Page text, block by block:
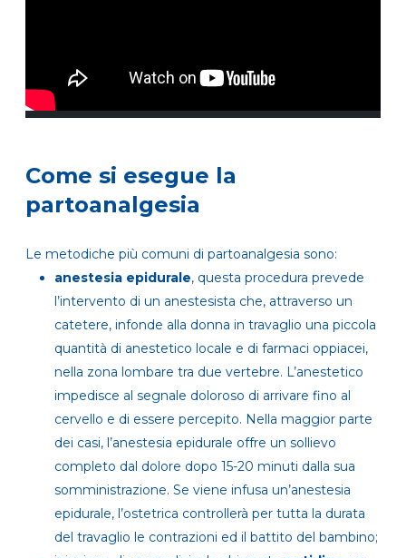
Come si esegue la
partoanalgesia
Le metodiche più comuni di partoanalgesia sono:
anestesia epidurale, questa procedura prevede
l’intervento di un anestesista che, attraverso un
catetere, infonde alla donna in travaglio una piccola
quantità di anestetico locale e di farmaci oppiacei,
nella zona lombare tra due vertebre. L’anestetico
impedisce al segnale doloroso di arrivare fino al
cervello e di essere percepito. Nella maggior parte
dei casi, l’anestesia epidurale offre un sollievo
completo dal dolore dopo 15-20 minuti dalla sua
somministrazione. Se viene infusa un’anestesia
epidurale, l’ostetrica controllerà per tutta la durata
del travaglio le contrazioni ed il battito del bambino;